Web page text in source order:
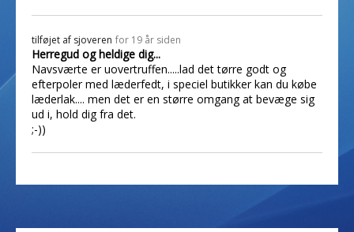
tilføjet af sjoveren for 19 år siden
Herregud og heldige dig...
Navsværte er uovertruffen.....lad det tørre godt og
efterpoler med læderfedt, i speciel butikker kan du købe
læderlak.... men det er en større omgang at bevæge sig
ud i, hold dig fra det.
;-))